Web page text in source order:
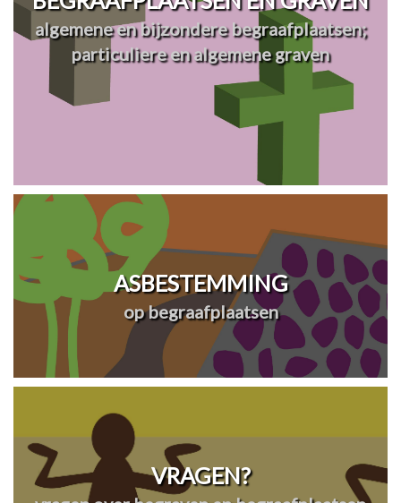
algemene en bijzondere begraafplaatsen;
particuliere en algemene graven
ASBESTEMMING
op begraafplaatsen
VRAGEN?